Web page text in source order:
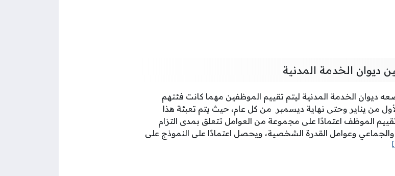
ديوان الخدمة المدنية
ديوان الخدمة المدنية ليتم تقييم الموظفين مهما كانت فئتهم
من يناير وحتى نهاية ديسمبر من كل عام، حيث يتم تعبئة هذا
الموظف اعتمادًا على مجموعة من العوامل تتعلق بمدى التزام
وعوامل القدرة الشخصية، ويحصل اعتمادًا على النموذج على